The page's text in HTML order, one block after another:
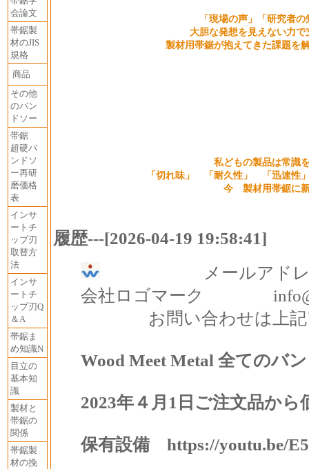
会論文
帯鋸製
材のJIS
規格
商品
その他
のバン
ドソー
帯鋸
超硬バ
ンドソ
ー再研
磨価格
表
インサ
ートチ
ップ刃
取替方
法
インサ
ートチ
ップ刃Q
＆A
帯鋸ま
め知識N
目立の
基本知
識
製材と
帯鋸の
関係
帯鋸製
材の挽
「現場の声」「研究者
大胆な発想を見えない力
製材用帯鋸が抱えてきた課題を
私どもの製品は常識
「切れ味」 「耐久性」 「迅速性
今 製材用帯鋸に
履歴---[2026-04-19 19:58:41]
メールアドレ
会社ロゴマーク
お問い合わせは上記ア
Wood Meet Metal 全てのバ
2023年４月1日ご注文品か
保有設備 https://youtu.be/